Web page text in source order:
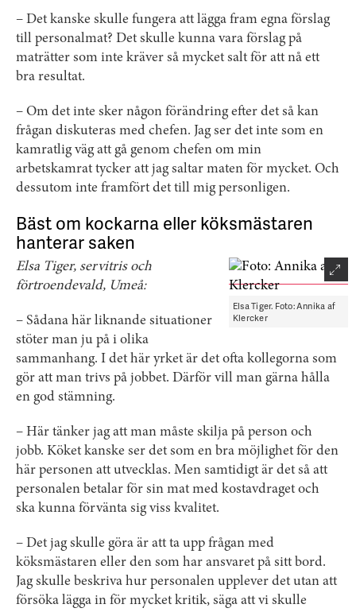
– Det kanske skulle fungera att lägga fram egna förslag
till personalmat? Det skulle kunna vara förslag på
maträtter som inte kräver så mycket salt för att nå ett
bra resultat.
– Om det inte sker någon förändring efter det så kan
frågan diskuteras med chefen. Jag ser det inte som en
kamratlig väg att gå genom chefen om min
arbetskamrat tycker att jag saltar maten för mycket. Och
dessutom inte framfört det till mig personligen.
Bäst om kockarna eller köksmästaren
hanterar saken
Elsa Tiger. Foto: Annika af
Klercker
Elsa Tiger, servitris och
förtroendevald, Umeå:
– Sådana här liknande situationer
stöter man ju på i olika
sammanhang. I det här yrket är det ofta kollegorna som
gör att man trivs på jobbet. Därför vill man gärna hålla
en god stämning.
– Här tänker jag att man måste skilja på person och
jobb. Köket kanske ser det som en bra möjlighet för den
här personen att utvecklas. Men samtidigt är det så att
personalen betalar för sin mat med kostavdraget och
ska kunna förvänta sig viss kvalitet.
– Det jag skulle göra är att ta upp frågan med
köksmästaren eller den som har ansvaret på sitt bord.
Jag skulle beskriva hur personalen upplever det utan att
försöka lägga in för mycket kritik, säga att vi skulle